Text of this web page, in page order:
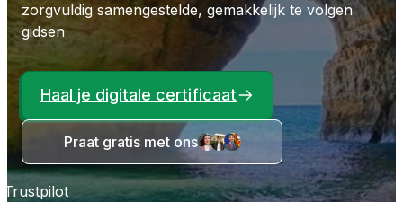
zorgvuldig samengestelde, gemakkelijk te volgen
gidsen
Haal je digitale certificaat
Praat gratis met ons
Trustpilot